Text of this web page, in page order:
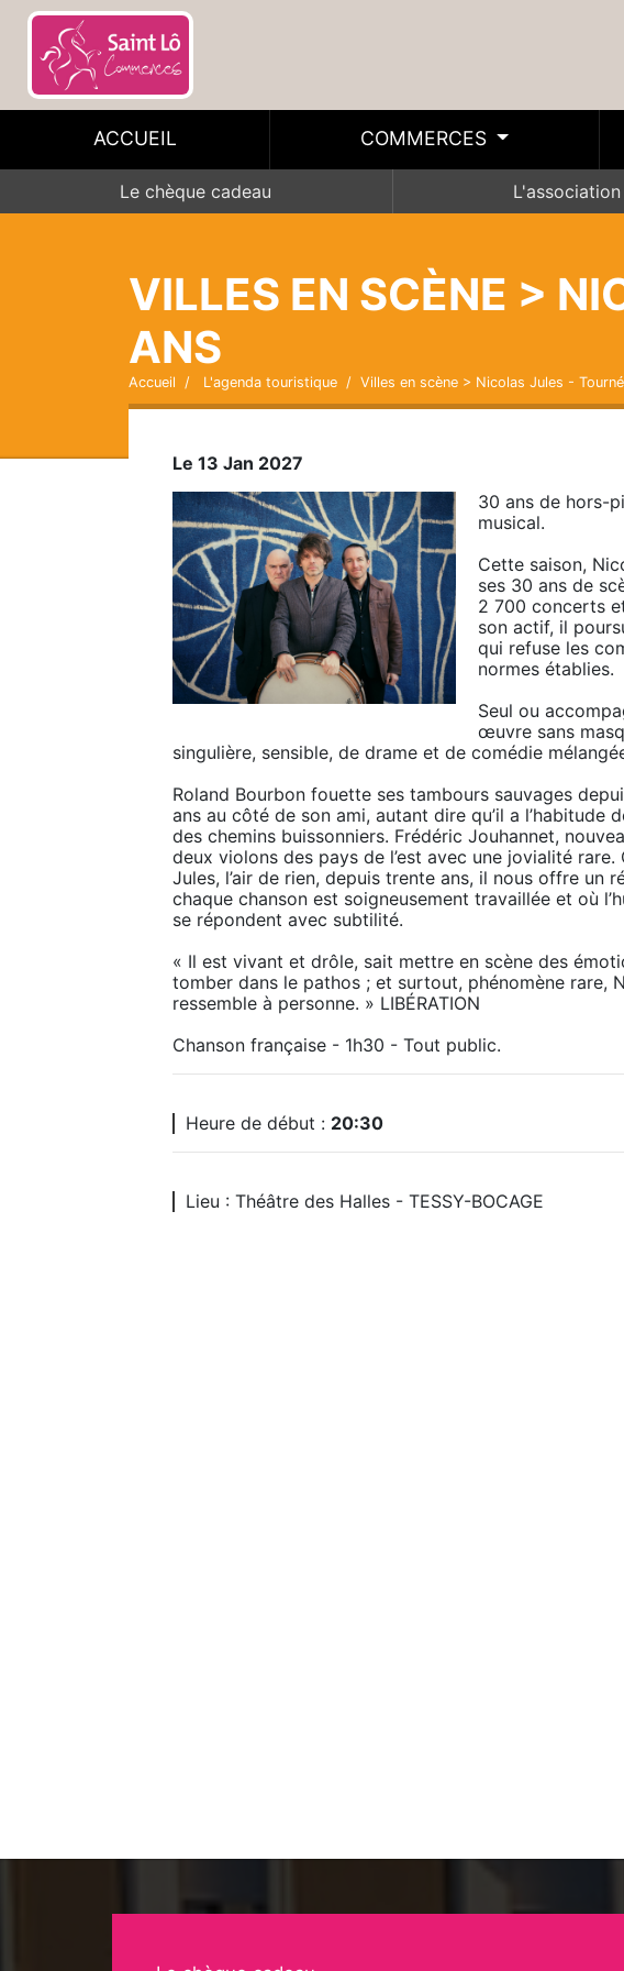
ACCUEIL COMMERCES
Le chèque cadeau L'association
VILLES EN SCÈNE >
ANS
Accueil L'agenda touristique Villes en scène > Nicolas Jules -
Le 13 Jan 2027
30 ans de hors-
musical.
Cette saison,
ses 30 ans de
2 700 concerts
son actif, il
qui refuse les
normes établies.
Seul ou
œuvre sans
singulière, sensible, de drame et de comédie
Roland Bourbon fouette ses tambours sauvages
ans au côté de son ami, autant dire qu’il a l’habitude
des chemins buissonniers. Frédéric Jouhannet,
deux violons des pays de l’est avec une jovialité rare.
Jules, l’air de rien, depuis trente ans, il nous offre un
chaque chanson est soigneusement travaillée et où
se répondent avec subtilité.
« Il est vivant et drôle, sait mettre en scène des
tomber dans le pathos ; et surtout, phénomène rare,
ressemble à personne. » LIBÉRATION
Chanson française - 1h30 - Tout public.
Heure de début : 20:30
Lieu : Théâtre des Halles - TESSY-BOCAGE